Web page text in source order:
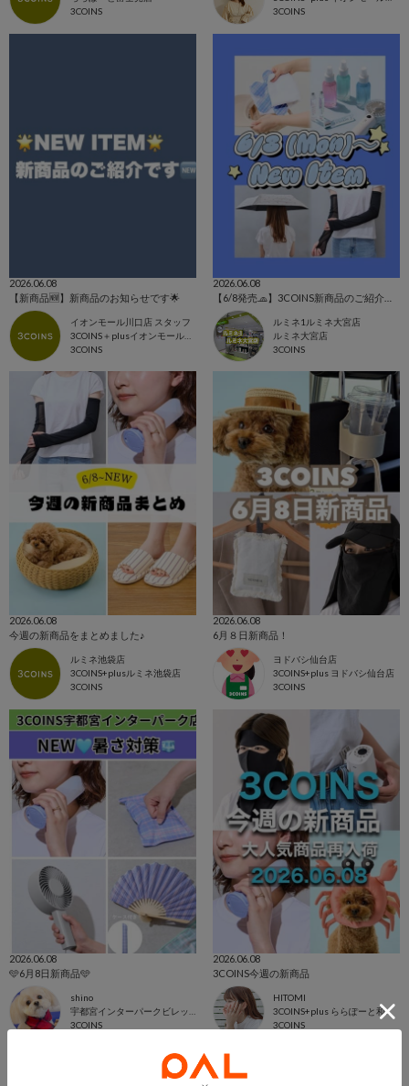
3COINS
3COINS
2026.06.08
【新商品🆕】新商品のお知らせです🌟
イオンモール川口店 スタッフ
3COINS＋plusイオンモール川口店
3COINS
2026.06.08
ルミネ1ルミネ大宮店
ルミネ大宮店
3COINS
2026.06.08
今週の新商品をまとめました♪
ルミネ池袋店
3COINS+plusルミネ池袋店
3COINS
2026.06.08
6月８日新商品！
ヨドバシ仙台店
3COINS+plus ヨドバシ仙台店
3COINS
2026.06.08
🩵6月8日新商品🩵
shino
3COINS
2026.06.08
3COINS今週の新商品
HITOMI
3COINS+plus ららぽーと和泉店
3COINS